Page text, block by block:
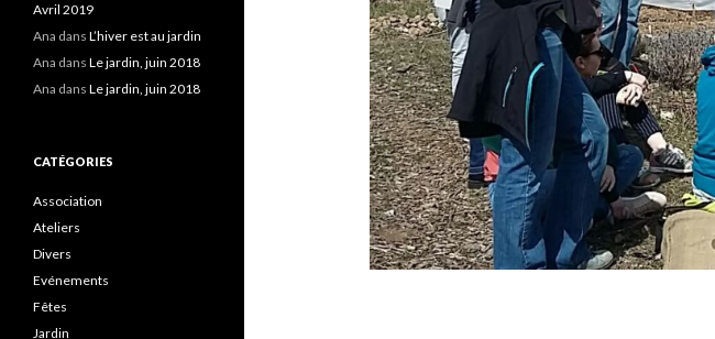
Avril 2019
Ana dans L’hiver est au jardin
Ana dans Le jardin, juin 2018
Ana dans Le jardin, juin 2018
CATÉGORIES
Association
Ateliers
Divers
Evénements
Fêtes
Jardin